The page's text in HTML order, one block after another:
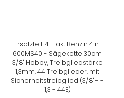
Ersatzteil: 4-Takt Benzin 4in1
600MS40 - Sägekette 30cm
3/8" Hobby, Treibgliedstärke
1,3mm, 44 Treibglieder, mit
Sicherheitstreibglied (3/8"H -
1,3 - 44E)